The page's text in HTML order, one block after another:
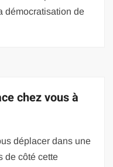
démocratisation de
chez vous à
déplacer dans une
de côté cette